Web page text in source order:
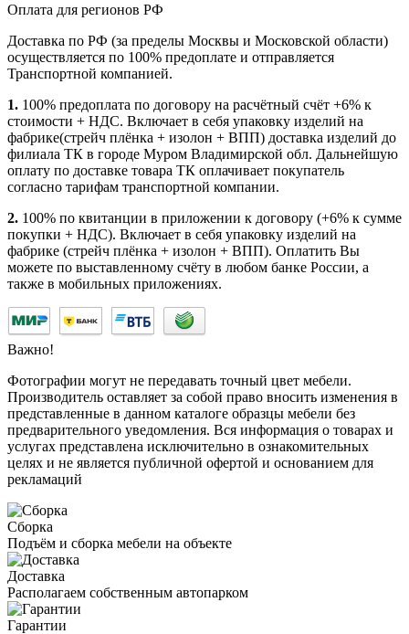
Оплата для регионов РФ
Доставка по РФ (за пределы Москвы и Московской области)
осуществляется по 100% предоплате и отправляется
Транспортной компанией.
1. 100% предоплата по договору на расчётный счёт +6% к
стоимости + НДС. Включает в себя упаковку изделий на
фабрике(стрейч плёнка + изолон + ВПП) доставка изделий до
филиала ТК в городе Муром Владимирской обл. Дальнейшую
оплату по доставке товара ТК оплачивает покупатель
согласно тарифам транспортной компании.
2. 100% по квитанции в приложении к договору (+6% к сумме
покупки + НДС). Включает в себя упаковку изделий на
фабрике (стрейч плёнка + изолон + ВПП). Оплатить Вы
можете по выставленному счёту в любом банке России, а
также в мобильных приложениях.
Важно!
Фотографии могут не передавать точный цвет мебели.
Производитель оставляет за собой право вносить изменения в
представленные в данном каталоге образцы мебели без
предварительного уведомления. Вся информация о товарах и
услугах представлена исключительно в ознакомительных
целях и не является публичной офертой и основанием для
рекламаций
Сборка
Подъём и сборка мебели на объекте
Доставка
Располагаем собственным автопарком
Гарантии